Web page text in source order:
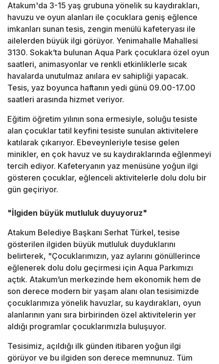
Atakum'da 3-15 yaş grubuna yönelik su kaydırakları,
havuzu ve oyun alanları ile çocuklara geniş eğlence
imkanları sunan tesis, zengin menülü kafeteryası ile
ailelerden büyük ilgi görüyor. Yenimahalle Mahallesi
3130. Sokak’ta bulunan Aqua Park çocuklara özel oyun
saatleri, animasyonlar ve renkli etkinliklerle sıcak
havalarda unutulmaz anılara ev sahipliği yapacak.
Tesis, yaz boyunca haftanın yedi günü 09.00-17.00
saatleri arasında hizmet veriyor.
Eğitim öğretim yılının sona ermesiyle, soluğu tesiste
alan çocuklar tatil keyfini tesiste sunulan aktivitelere
katılarak çıkarıyor. Ebeveynleriyle tesise gelen
minikler, en çok havuz ve su kaydıraklarında eğlenmeyi
tercih ediyor. Kafeteryanın yaz menüsüne yoğun ilgi
gösteren çocuklar, eğlenceli aktivitelerle dolu dolu bir
gün geçiriyor.
"İlgiden büyük mutluluk duyuyoruz"
Atakum Belediye Başkanı Serhat Türkel, tesise
gösterilen ilgiden büyük mutluluk duyduklarını
belirterek, "Çocuklarımızın, yaz aylarını gönüllerince
eğlenerek dolu dolu geçirmesi için Aqua Parkımızı
açtık. Atakum’un merkezinde hem ekonomik hem de
son derece modern bir yaşam alanı olan tesisimizde
çocuklarımıza yönelik havuzlar, su kaydırakları, oyun
alanlarının yanı sıra birbirinden özel aktivitelerin yer
aldığı programlar çocuklarımızla buluşuyor.
Tesisimiz, açıldığı ilk günden itibaren yoğun ilgi
görüyor ve bu ilgiden son derece memnunuz. Tüm